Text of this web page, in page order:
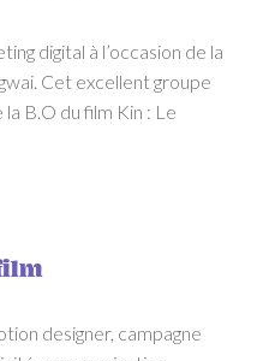
digital à l’occasion de la
Cet excellent groupe
B.O du film Kin : Le
designer, campagne